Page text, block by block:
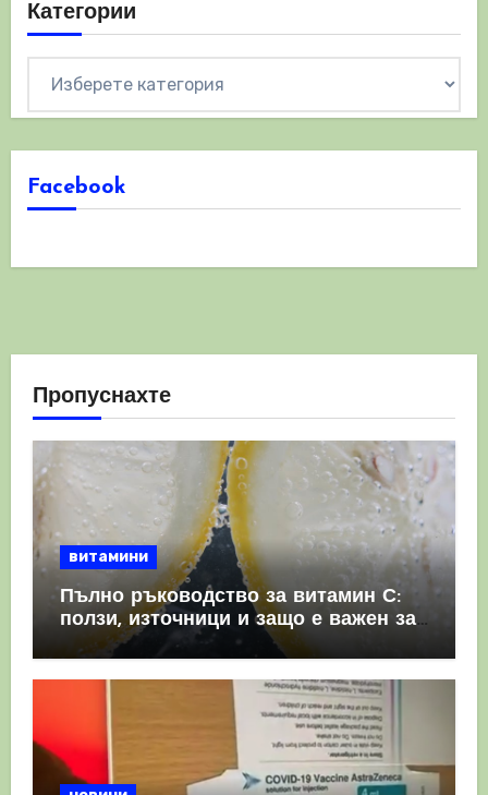
Категории
Facebook
Пропуснахте
витамини
Пълно ръководство за витамин С:
ползи, източници и защо е важен за
имунната система